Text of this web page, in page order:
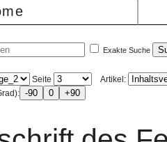
Exakte Suche
Seite
Artikel: